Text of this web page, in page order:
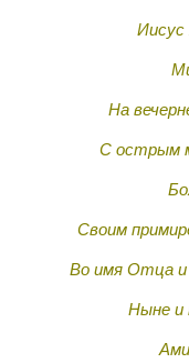
Иисус
На
С острым
Своим
Во имя Отца и
Ныне и